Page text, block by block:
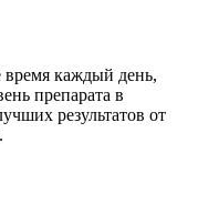
каждый день,
препарата в
результатов от